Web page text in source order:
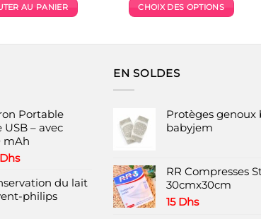
initial
était :
actuel
est :
AU PANIER
initial
était :
actuel
est :
CHOIX DES OPTIONS
options
peuvent
sur
la
page
Portable
– avec
mAh
:
DhsLe
actuel
est :
du lait
philips
EN SOLDES
Protèges genoux
babyjem
RR Compresses
30cmx30cm
15 Dhs